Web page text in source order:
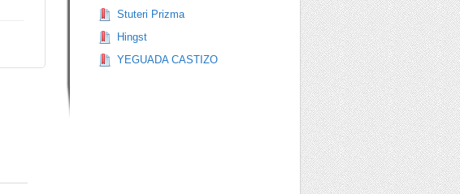
Stuteri Prizma
Hingst
YEGUADA CASTIZO